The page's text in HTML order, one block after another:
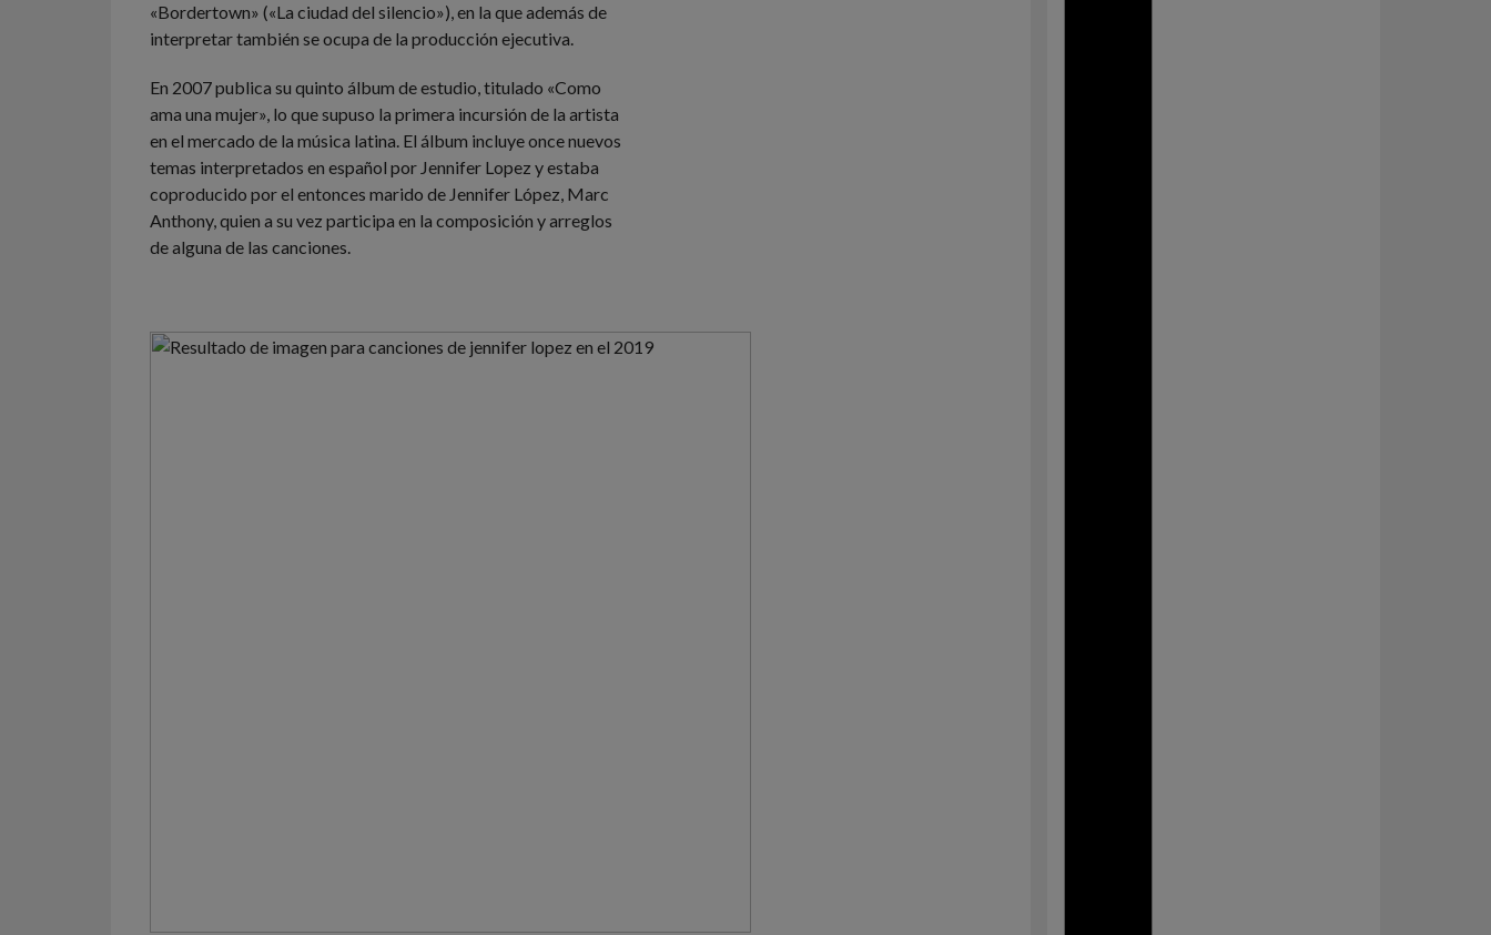
«Bordertown» («La ciudad del silencio»), en la que además de
interpretar también se ocupa de la producción ejecutiva.
En 2007 publica su quinto álbum de estudio, titulado «Como
ama una mujer», lo que supuso la primera incursión de la artista
en el mercado de la música latina. El álbum incluye once nuevos
temas interpretados en español por Jennifer Lopez y estaba
coproducido por el entonces marido de Jennifer López, Marc
Anthony, quien a su vez participa en la composición y arreglos
de alguna de las canciones.